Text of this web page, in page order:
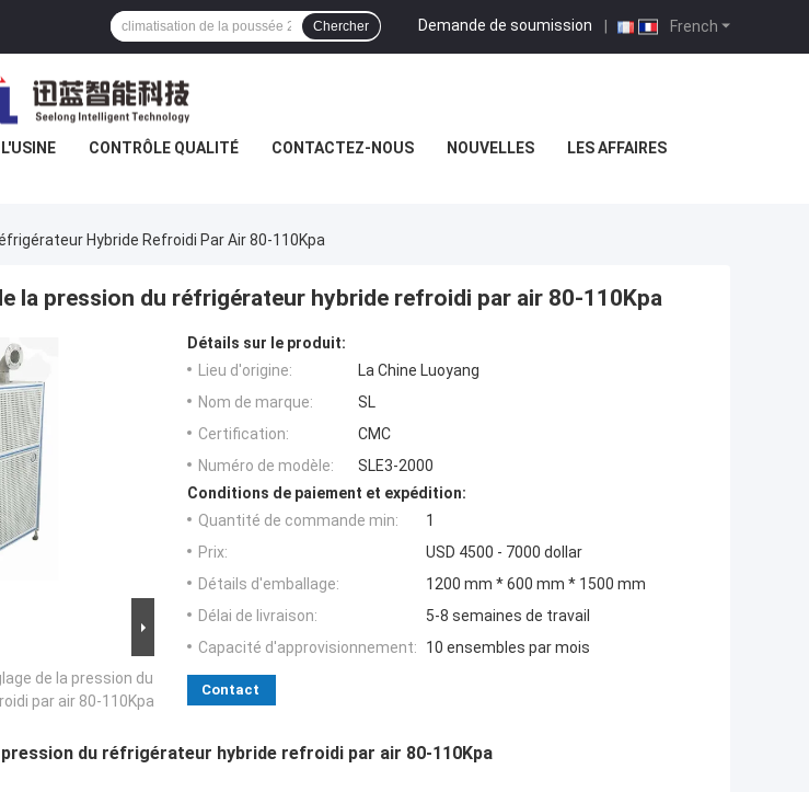
French
Demande de soumission |
Chercher
CONTRÔLE QUALITÉ CONTACTEZ-NOUS NOUVELLES LES AFFAIRES
Hybride Refroidi Par Air 80-110Kpa
la pression du réfrigérateur hybride refroidi par air 80-110Kpa
de la pression du
par air 80-110Kpa
Détails sur le produit:
Lieu d'origine:
La Chine Luoyang
Nom de marque:
SL
Certification:
CMC
Numéro de modèle:
SLE3-2000
Conditions de paiement et expédition:
Quantité de commande min:
1
Prix:
USD 4500 - 7000 dollar
Détails d'emballage:
1200 mm * 600 mm * 1500 mm
Délai de livraison:
5-8 semaines de travail
Capacité d'approvisionnement:
10 ensembles par mois
Contact
pression du réfrigérateur hybride refroidi par air 80-110Kpa